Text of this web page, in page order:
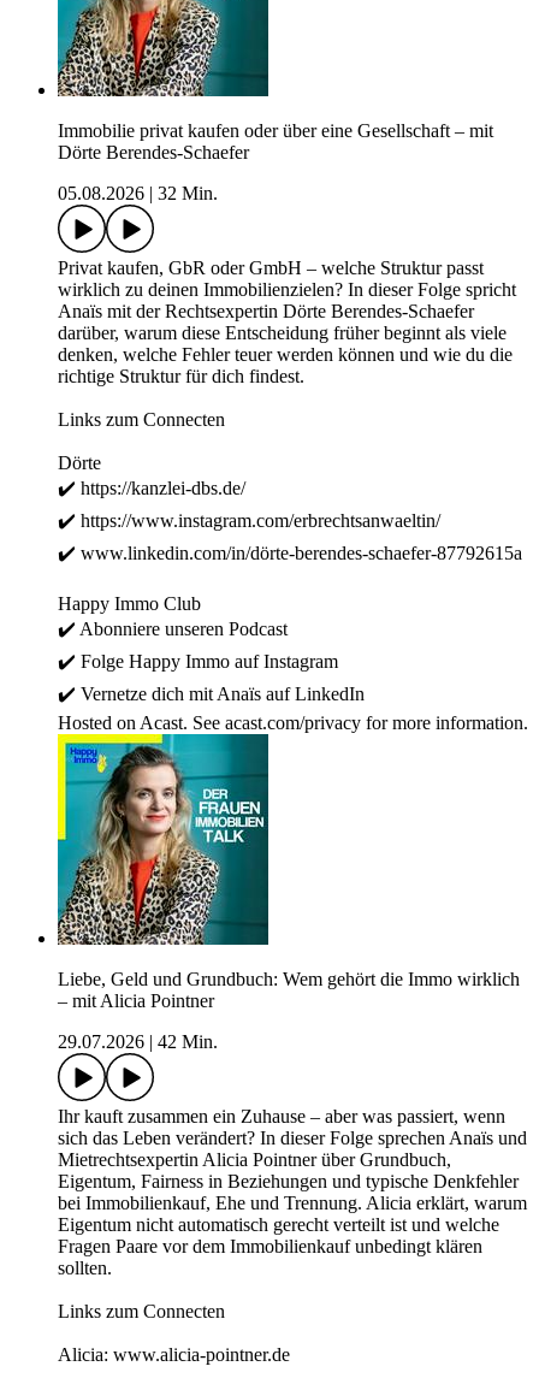
Immobilie privat kaufen oder über eine Gesellschaft – mit
Dörte Berendes-Schaefer
05.08.2026
32 Min.
Privat kaufen, GbR oder GmbH – welche Struktur passt
wirklich zu deinen Immobilienzielen? In dieser Folge spricht
Anaïs mit der Rechtsexpertin Dörte Berendes-Schaefer
darüber, warum diese Entscheidung früher beginnt als viele
denken, welche Fehler teuer werden können und wie du die
richtige Struktur für dich findest.
Links zum Connecten
Dörte
✔️ https://kanzlei-dbs.de/
✔️ https://www.instagram.com/erbrechtsanwaeltin/
✔️ www.linkedin.com/in/dörte-berendes-schaefer-87792615a
Happy Immo Club
✔️ Abonniere unseren ⁠⁠⁠⁠⁠⁠⁠⁠⁠Podcast⁠⁠⁠⁠⁠⁠⁠⁠⁠
✔️ Folge Happy Immo auf ⁠⁠⁠⁠⁠⁠⁠⁠⁠Instagram⁠⁠⁠⁠⁠⁠⁠⁠⁠
✔️ Vernetze dich mit Anaïs auf ⁠⁠⁠⁠⁠⁠⁠⁠⁠LinkedIn
Hosted on Acast. See acast.com/privacy for more information.
Liebe, Geld und Grundbuch: Wem gehört die Immo wirklich
– mit Alicia Pointner
29.07.2026
42 Min.
Ihr kauft zusammen ein Zuhause – aber was passiert, wenn
sich das Leben verändert? In dieser Folge sprechen Anaïs und
Mietrechtsexpertin Alicia Pointner über Grundbuch,
Eigentum, Fairness in Beziehungen und typische Denkfehler
bei Immobilienkauf, Ehe und Trennung. Alicia erklärt, warum
Eigentum nicht automatisch gerecht verteilt ist und welche
Fragen Paare vor dem Immobilienkauf unbedingt klären
sollten.
Links zum Connecten
⁠Alicia: www.alicia-pointner.de